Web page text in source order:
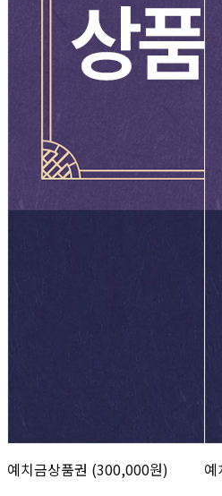
예치금상품권 (300,000원)